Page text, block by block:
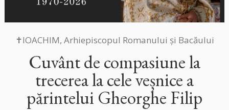
✝IOACHIM, Arhiepiscopul Romanului și Bacăului
Cuvânt de compasiune la
trecerea la cele veșnice a
părintelui Gheorghe Filip